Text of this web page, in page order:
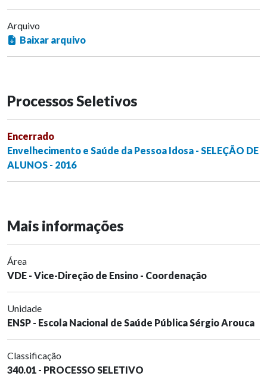
Arquivo
Baixar arquivo
Processos Seletivos
Encerrado
Envelhecimento e Saúde da Pessoa Idosa - SELEÇÃO DE
ALUNOS - 2016
Mais informações
Área
VDE - Vice-Direção de Ensino - Coordenação
Unidade
ENSP - Escola Nacional de Saúde Pública Sérgio Arouca
Classificação
340.01 - PROCESSO SELETIVO